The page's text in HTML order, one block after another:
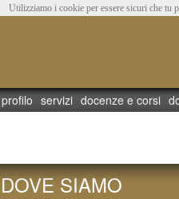
profilo servizi docenze e corsi
DOVE SIAMO
Utilizziamo i cookie per essere sicuri che tu